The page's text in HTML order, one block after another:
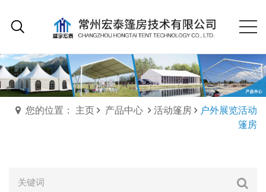
您的位置： 主页 产品中心 活动篷房
户外展览活动
篷房